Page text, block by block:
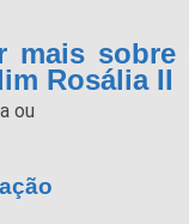
mais sobre
Rosália II
ou